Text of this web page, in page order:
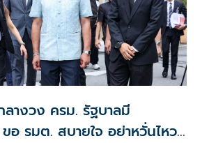
างวง ครม. รัฐบาลมี
อ รมต. สบายใจ อย่าหวั่นไหว